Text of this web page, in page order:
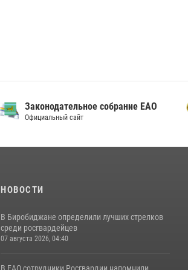
Законодательное собрание ЕАО
Официальный сайт
НОВОСТИ
В Биробиджане определили лучших стрелков
среди росгвардейцев
07 августа 2026, 04:40